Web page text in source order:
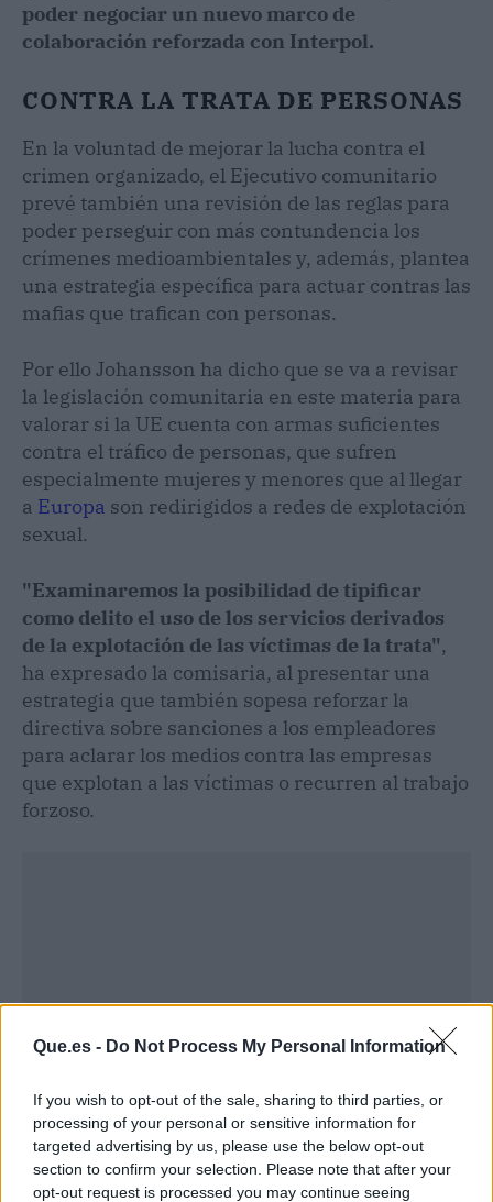
Que.es - Do Not Process My Personal Information
If you wish to opt-out of the sale, sharing to third parties, or
processing of your personal or sensitive information for
targeted advertising by us, please use the below opt-out
section to confirm your selection. Please note that after your
opt-out request is processed you may continue seeing
poder negociar un nuevo marco de
colaboración reforzada con Interpol.
CONTRA LA TRATA DE PERSONAS
En la voluntad de mejorar la lucha contra el
crimen organizado, el Ejecutivo comunitario
prevé también una revisión de las reglas para
poder perseguir con más contundencia los
crímenes medioambientales y, además, plantea
una estrategia específica para actuar contras las
mafias que trafican con personas.
Por ello Johansson ha dicho que se va a revisar
la legislación comunitaria en este materia para
valorar si la UE cuenta con armas suficientes
contra el tráfico de personas, que sufren
especialmente mujeres y menores que al llegar
a Europa son redirigidos a redes de explotación
sexual.
"Examinaremos la posibilidad de tipificar
como delito el uso de los servicios derivados
de la explotación de las víctimas de la trata",
ha expresado la comisaria, al presentar una
estrategia que también sopesa reforzar la
directiva sobre sanciones a los empleadores
para aclarar los medios contra las empresas
que explotan a las víctimas o recurren al trabajo
forzoso.